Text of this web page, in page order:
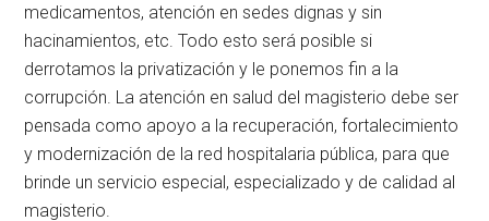
medicamentos, atención en sedes dignas y sin
hacinamientos, etc. Todo esto será posible si
derrotamos la privatización y le ponemos fin a la
corrupción. La atención en salud del magisterio debe ser
pensada como apoyo a la recuperación, fortalecimiento
y modernización de la red hospitalaria pública, para que
brinde un servicio especial, especializado y de calidad al
magisterio.